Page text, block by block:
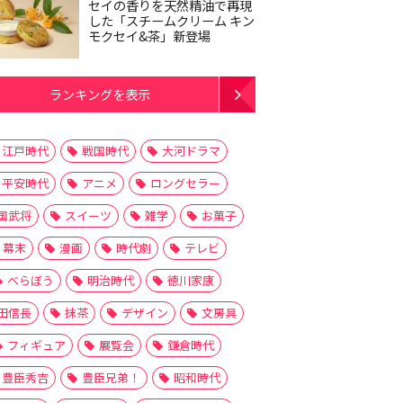
セイの香りを天然精油で再現
した「スチームクリーム キン
モクセイ&茶」新登場
ランキングを表示
江戸時代 戦国時代
大河ドラマ
平安時代
アニメ
ロングセラー
武将
スイーツ 雑学
お菓子
幕末
漫画 時代劇
テレビ
べらぼう
明治時代
徳川家康
信長
抹茶 デザイン
文房具
フィギュア
展覧会
鎌倉時代
豊臣秀吉
豊臣兄弟！
昭和時代